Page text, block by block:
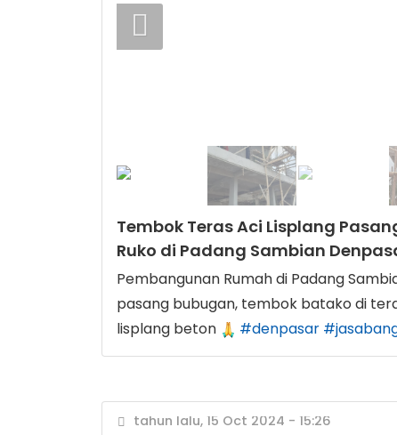
Tembok Teras Aci Lisplang
Ruko di Padang Sambian
Pembangunan Rumah di Padang
pasang bubugan, tembok batako di
lisplang beton
#denpasar
tahun lalu, 15 Oct 2024 - 15:26